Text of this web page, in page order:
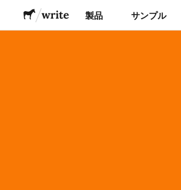
製品 サンプル